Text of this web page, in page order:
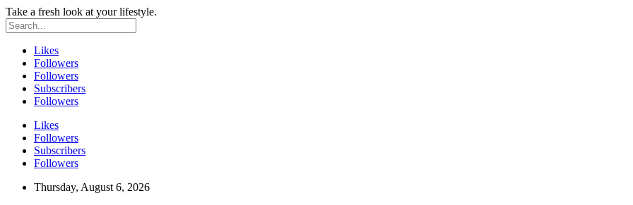
Take a fresh look at your lifestyle.
Likes
Followers
Followers
Subscribers
Followers
Likes
Followers
Subscribers
Followers
Thursday, August 6, 2026